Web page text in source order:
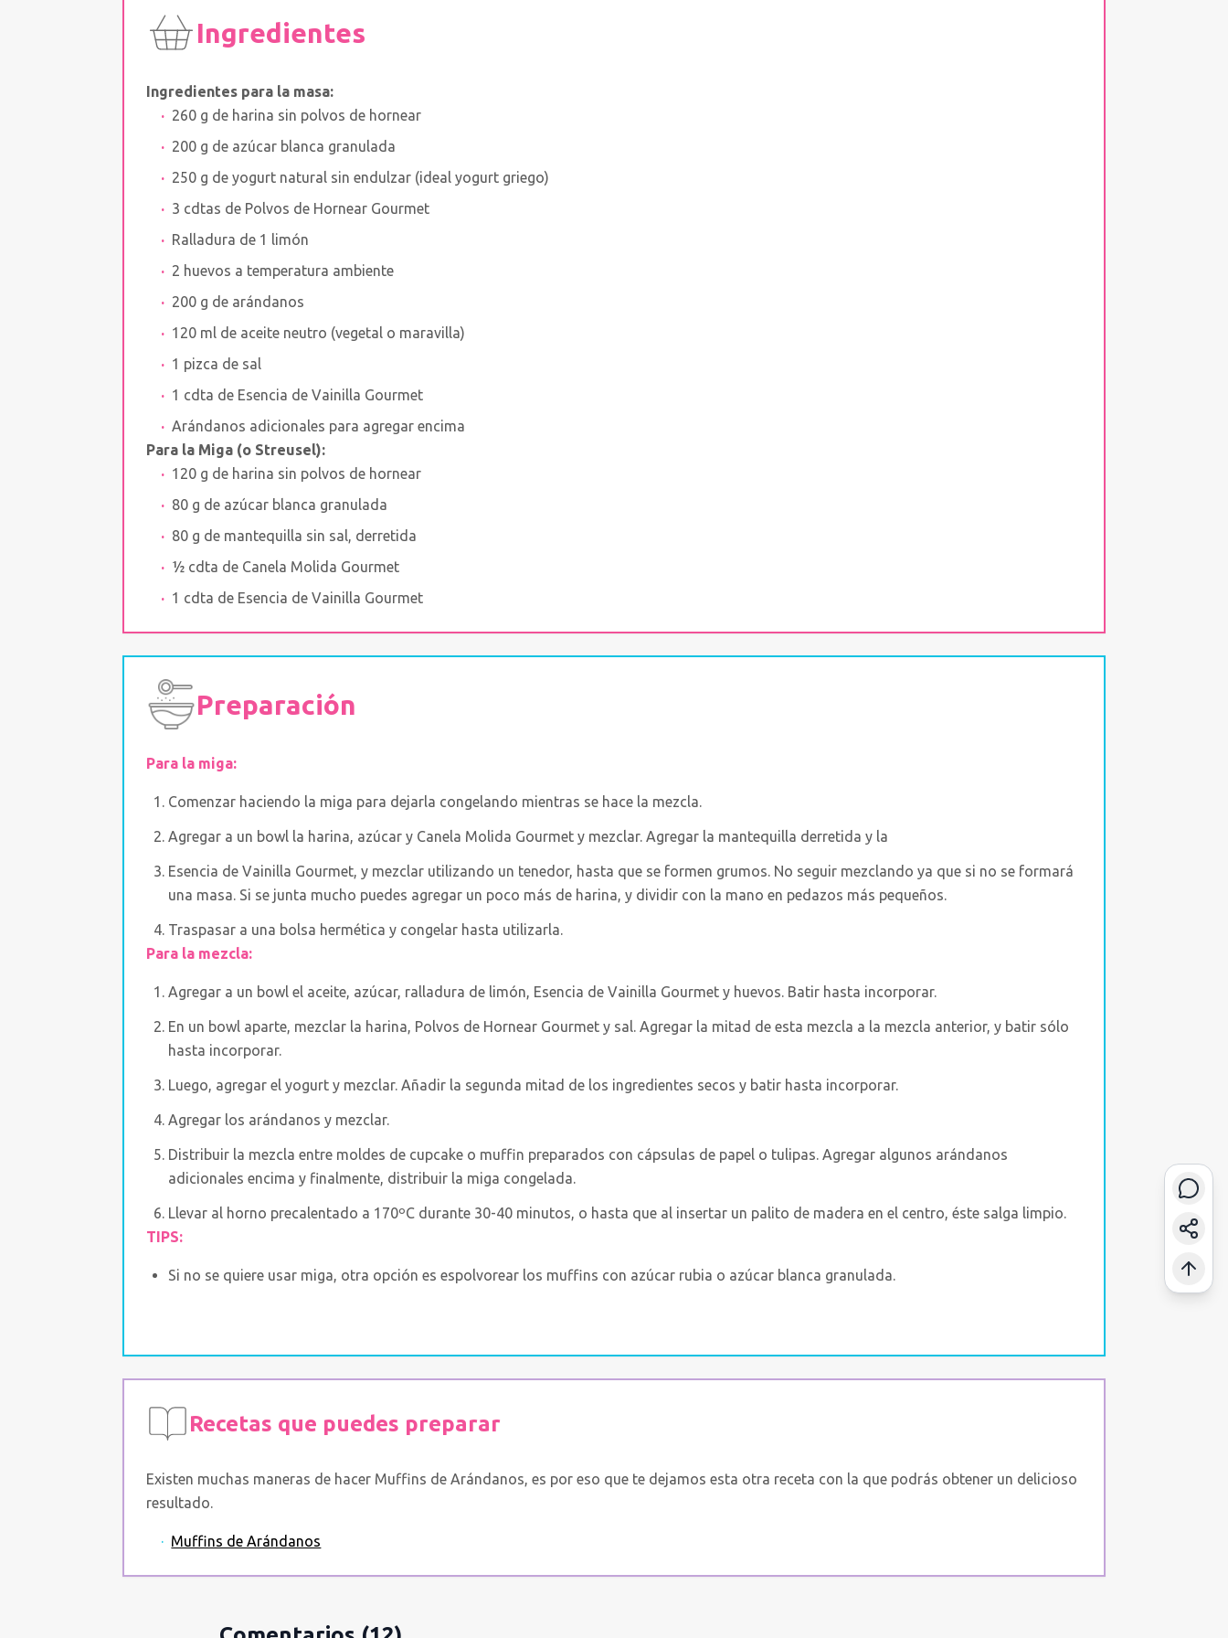
Ingredientes
Ingredientes para la masa:
260 g de harina sin polvos de hornear
200 g de azúcar blanca granulada
250 g de yogurt natural sin endulzar (ideal yogurt griego)
3 cdtas de Polvos de Hornear Gourmet
Ralladura de 1 limón
2 huevos a temperatura ambiente
200 g de arándanos
120 ml de aceite neutro (vegetal o maravilla)
1 pizca de sal
1 cdta de Esencia de Vainilla Gourmet
Arándanos adicionales para agregar encima
Para la Miga (o Streusel):
120 g de harina sin polvos de hornear
80 g de azúcar blanca granulada
80 g de mantequilla sin sal, derretida
½ cdta de Canela Molida Gourmet
1 cdta de Esencia de Vainilla Gourmet
Preparación
Para la miga:
Comenzar haciendo la miga para dejarla congelando mientras se hace la mezcla.
Agregar a un bowl la harina, azúcar y Canela Molida Gourmet y mezclar. Agregar la mantequilla derretida y la
Esencia de Vainilla Gourmet, y mezclar utilizando un tenedor, hasta que se formen grumos. No seguir mezclando ya que si no se formará
una masa. Si se junta mucho puedes agregar un poco más de harina, y dividir con la mano en pedazos más pequeños.
Traspasar a una bolsa hermética y congelar hasta utilizarla.
Para la mezcla:
Agregar a un bowl el aceite, azúcar, ralladura de limón, Esencia de Vainilla Gourmet y huevos. Batir hasta incorporar.
En un bowl aparte, mezclar la harina, Polvos de Hornear Gourmet y sal. Agregar la mitad de esta mezcla a la mezcla anterior, y batir sólo
hasta incorporar.
Luego, agregar el yogurt y mezclar. Añadir la segunda mitad de los ingredientes secos y batir hasta incorporar.
Agregar los arándanos y mezclar.
Distribuir la mezcla entre moldes de cupcake o muffin preparados con cápsulas de papel o tulipas. Agregar algunos arándanos
adicionales encima y finalmente, distribuir la miga congelada.
Llevar al horno precalentado a 170ºC durante 30-40 minutos, o hasta que al insertar un palito de madera en el centro, éste salga limpio.
TIPS:
Si no se quiere usar miga, otra opción es espolvorear los muffins con azúcar rubia o azúcar blanca granulada.
Recetas que puedes preparar
Existen muchas maneras de hacer Muffins de Arándanos, es por eso que te dejamos esta otra receta con la que podrás obtener un delicioso
resultado.
· Muffins de Arándanos